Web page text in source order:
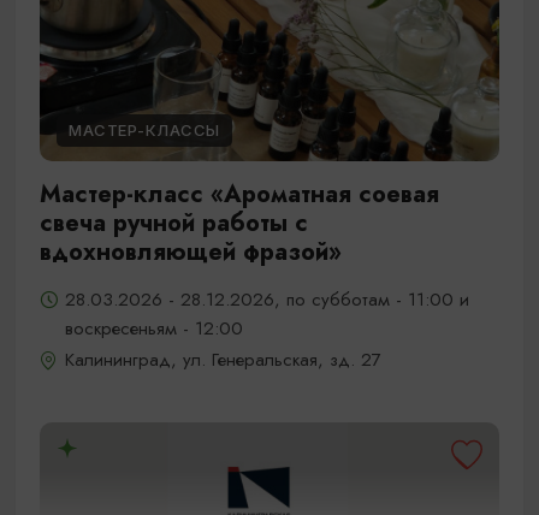
МАСТЕР-КЛАССЫ
Мастер-класс «Ароматная соевая
свеча ручной работы с
вдохновляющей фразой»
28.03.2026 - 28.12.2026, по субботам - 11:00 и
воскресеньям - 12:00
Калининград, ул. Генеральская, зд. 27